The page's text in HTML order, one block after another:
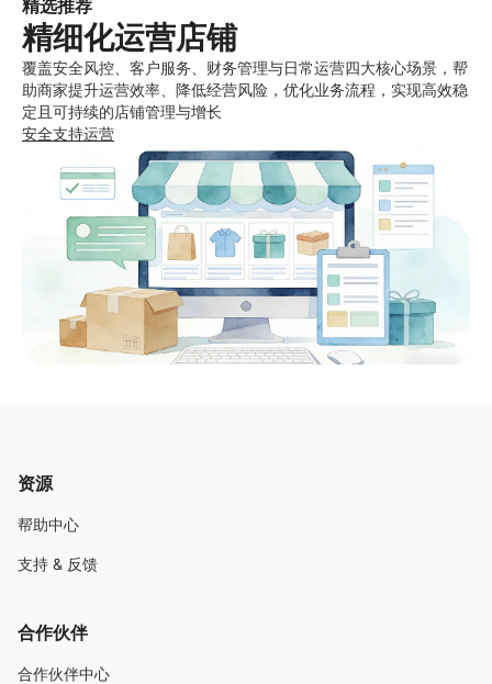
精选推荐
精细化运营店铺
覆盖安全风控、客户服务、财务管理与日常运营四大核心场景，帮
助商家提升运营效率、降低经营风险，优化业务流程，实现高效稳
定且可持续的店铺管理与增长
安全支持运营
资源
帮助中心
支持 & 反馈
合作伙伴
合作伙伴中心